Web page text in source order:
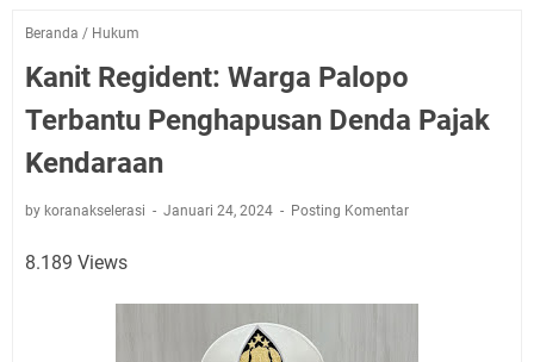
Beranda / Hukum
Kanit Regident: Warga Palopo
Terbantu Penghapusan Denda Pajak
Kendaraan
by koranakselerasi Januari 24, 2024 Posting Komentar
8.189 Views